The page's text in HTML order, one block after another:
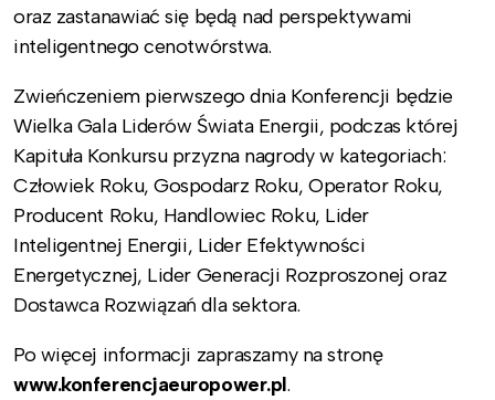
oraz zastanawiać się będą nad perspektywami
inteligentnego cenotwórstwa.
Zwieńczeniem pierwszego dnia Konferencji będzie
Wielka Gala Liderów Świata Energii, podczas której
Kapituła Konkursu przyzna nagrody w kategoriach:
Człowiek Roku, Gospodarz Roku, Operator Roku,
Producent Roku, Handlowiec Roku, Lider
Inteligentnej Energii, Lider Efektywności
Energetycznej, Lider Generacji Rozproszonej oraz
Dostawca Rozwiązań dla sektora.
Po więcej informacji zapraszamy na stronę
www.konferencjaeuropower.pl.